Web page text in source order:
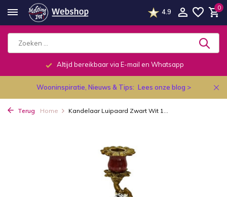
4.9
0
Altijd bereikbaar via E-mail en Whatsapp
Wooninspiratie, Nieuws & Tips: Lees onze blog >
Terug Home Kandelaar Luipaard Zwart Wit 1...